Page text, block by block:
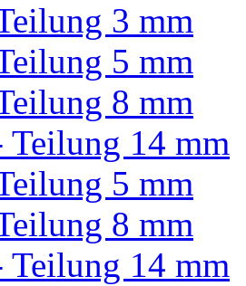
3 mm
5 mm
8 mm
Teilung 14 mm
5 mm
8 mm
Teilung 14 mm